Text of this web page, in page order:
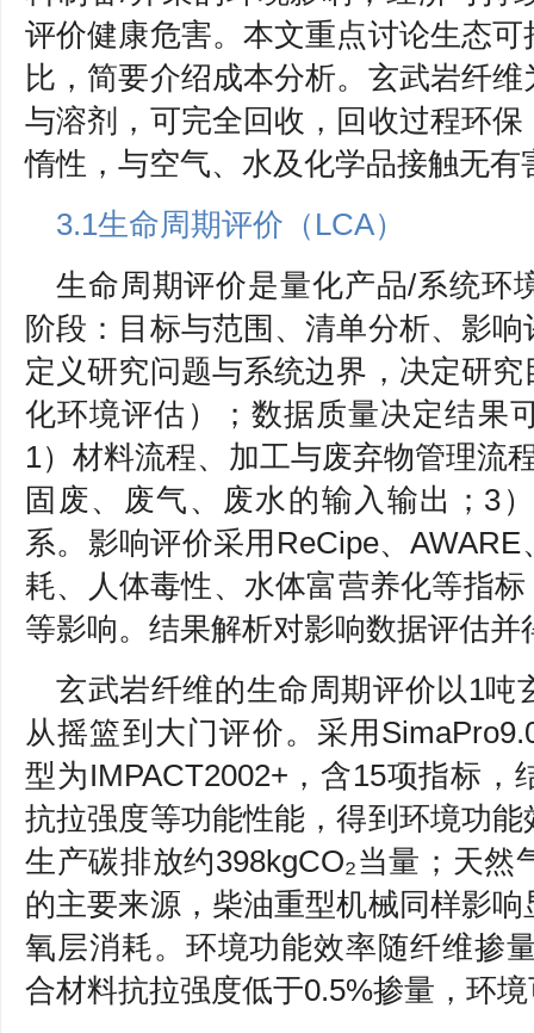
评价健康危害。本文重点讨论生态
比，简要介绍成本分析。玄武岩纤
与溶剂，可完全回收，回收过程环
惰性，与空气、水及化学品接触无
3.1生命周期评价（LCA）
生命周期评价是量化产品/系统环
阶段：目标与范围、清单分析、影
定义研究问题与系统边界，决定研
化环境评估）；数据质量决定结果
1）材料流程、加工与废弃物管理流
固废、废气、废水的输入输出；3
系。影响评价采用ReCipe、
耗、人体毒性、水体富营养化等指
等影响。结果解析对影响数据评估并
玄武岩纤维的生命周期评价以1吨
从摇篮到大门评价。采用
型为IMPACT2002+，含15项指标
抗拉强度等功能性能，得到环境功
生产碳排放约398kgCO₂当量；天
的主要来源，柴油重型机械同样影
氧层消耗。环境功能效率随纤维掺
合材料抗拉强度低于0.5%掺量，环